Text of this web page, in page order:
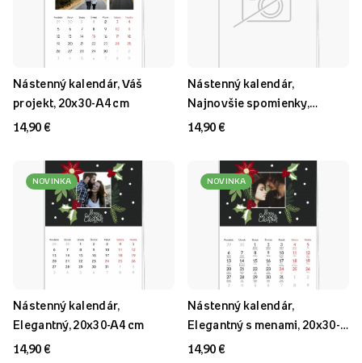
Nástenný kalendár, Váš
projekt, 20x30-A4 cm
14,90 €
Nástenný kalendár,
Najnovšie spomienky,
20x30-A4 cm
14,90 €
NOVINKA
Nástenný kalendár,
Elegantný, 20x30-A4 cm
14,90 €
NOVINKA
Nástenný kalendár,
Elegantný s menami, 20x30-
A4 cm
14,90 €